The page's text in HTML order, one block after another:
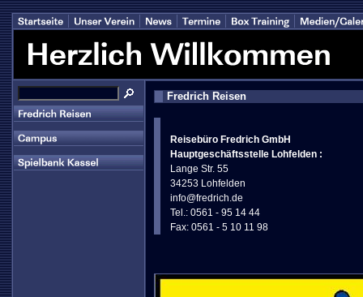
Fredrich Reisen
Reisebüro Fredrich GmbH
Hauptgeschäftsstelle Lohfelden :
Lange Str. 55
34253 Lohfelden
info@fredrich.de
Tel.: 0561 - 95 14 44
Fax: 0561 - 5 10 11 98